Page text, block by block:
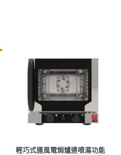
輕巧式運風電焗爐連噴濕功能